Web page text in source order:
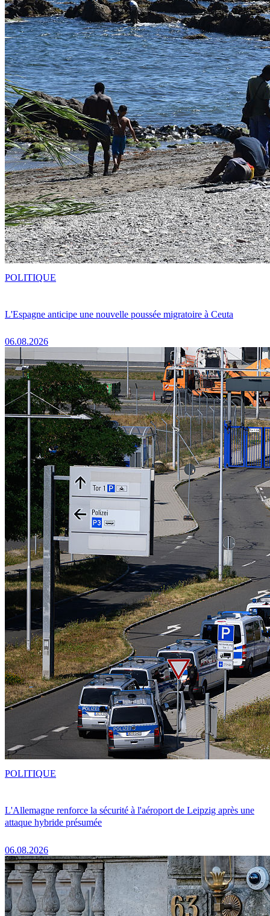
L'Espagne anticipe une nouvelle poussée migratoire à Ceuta
06.08.2026
POLITIQUE
L'Allemagne renforce la sécurité à l'aéroport de Leipzig après une
attaque hybride présumée
06.08.2026
POLITIQUE